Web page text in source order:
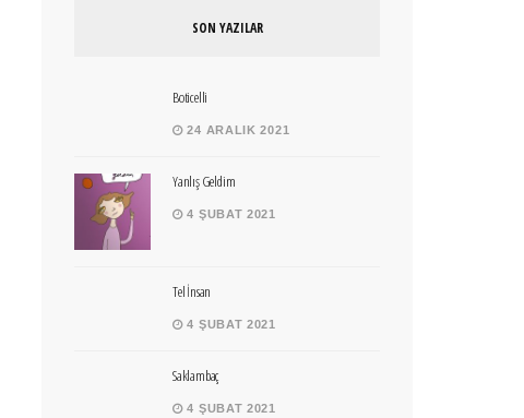
SON YAZILAR
Boticelli
24 ARALIK 2021
Yanlış Geldim
4 ŞUBAT 2021
Tel İnsan
4 ŞUBAT 2021
Saklambaç
4 ŞUBAT 2021